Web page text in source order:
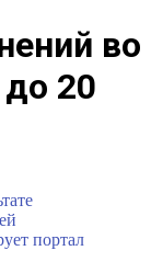
во
20
портал